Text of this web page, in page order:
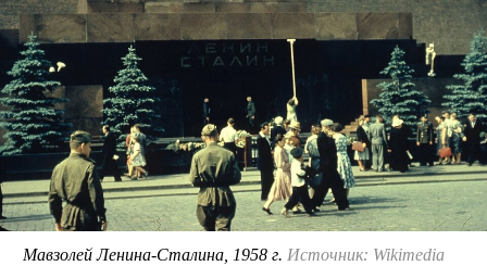
Мавзолей Ленина-Сталина, 1958 г. Источник: Wikimedia